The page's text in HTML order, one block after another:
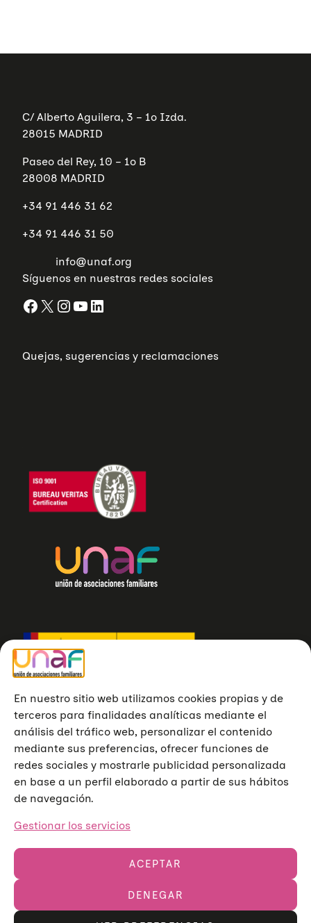
En nuestro sitio web utilizamos cookies propias y de
terceros para finalidades analíticas mediante el
análisis del tráfico web, personalizar el contenido
mediante sus preferencias, ofrecer funciones de
redes sociales y mostrarle publicidad personalizada
en base a un perfil elaborado a partir de sus hábitos
de navegación.
Gestionar los servicios
ACEPTAR
DENEGAR
C/ Alberto Aguilera, 3 – 1º Izda.
28015 MADRID
Paseo del Rey, 10 – 1º B
28008 MADRID
+34 91 446 31 62
+34 91 446 31 50
info@unaf.org
Síguenos en nuestras redes sociales
Facebook X InstagramYouTube LinkedIn
Quejas, sugerencias y reclamaciones
Unión de Asociaciones Familiares © 2023
Aviso legalPolítica de privacidadPolítica de cookies